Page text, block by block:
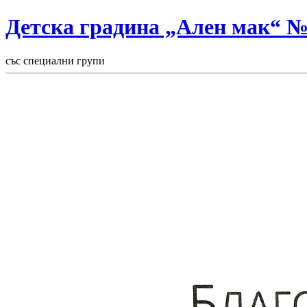
Детска градина „Ален мак“
със специални групи